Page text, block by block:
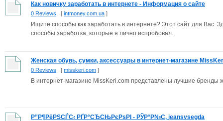
Как новичку заработать в интернете - Информация о сайте
0 Reviews [ intmoney.com.ua ]
Ищите способы как заработать в интернете? Этот сайт для Вас.
способы заработка, которые я лично испробовал.
Женская обувь, сумки, аксессуары в интернет-магазине
0 Reviews [ misskeri.com ]
В интернет-магазине MissKeri.com представлены лучшие бренды
Р”Р¶РёРЅСЃС‹ РҐР°СЂСЊРєРѕРІ - РЎР°Р№С‚ jeansvsegda